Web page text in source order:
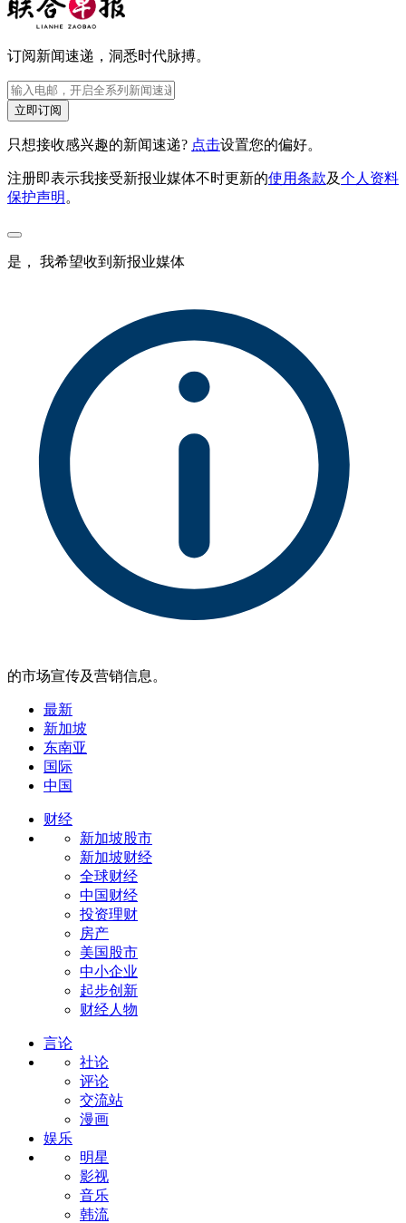
订阅新闻速递，洞悉时代脉搏。
立即订阅
只想接收感兴趣的新闻速递? 点击设置您的偏好。
注册即表示我接受新报业媒体不时更新的使用条款及个人资料
保护声明 。
是， 我希望收到新报业媒体
的市场宣传及营销信息。
最新
新加坡
东南亚
国际
中国
财经
新加坡股市
新加坡财经
全球财经
中国财经
投资理财
房产
美国股市
中小企业
起步创新
财经人物
言论
社论
评论
交流站
漫画
娱乐
明星
影视
音乐
韩流